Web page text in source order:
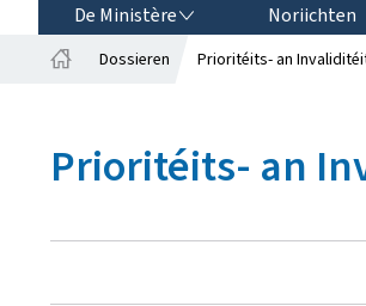
De Ministère Noriichten
Dossieren Prioritéits- an
Prioritéits- an